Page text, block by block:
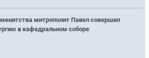
митрополит Павел совершил
в кафедральном соборе